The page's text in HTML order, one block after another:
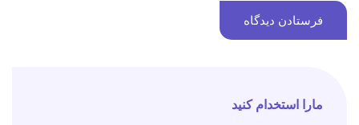
مارا استخدام کنید